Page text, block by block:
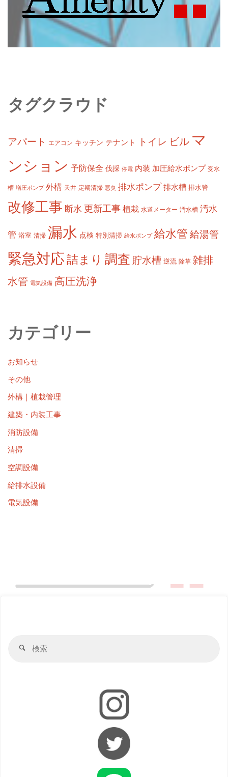
タグクラウド
アパート エアコン キッチン テナント トイレ ビル マ
ンション 予防保全 伐採 停電 内装 加圧給水ポンプ 受水
槽 増圧ポンプ 外構 天井 定期清掃 悪臭 排水ポンプ 排水槽 排水管
改修工事 断水 更新工事 植栽 水道メーター 汚水槽 汚水
管 浴室 清掃 漏水 点検 特別清掃 給水ポンプ 給水管 給湯管
緊急対応詰まり 調査 貯水槽 逆流 除草 雑排
水管 電気設備 高圧洗浄
カテゴリー
お知らせ
その他
外構｜植栽管理
建築・内装工事
消防設備
清掃
空調設備
給排水設備
電気設備